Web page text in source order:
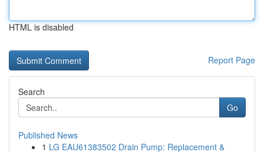
HTML is disabled
Report Page
Search
Go
Published News
1 LG EAU61383502 Drain Pump: Replacement &